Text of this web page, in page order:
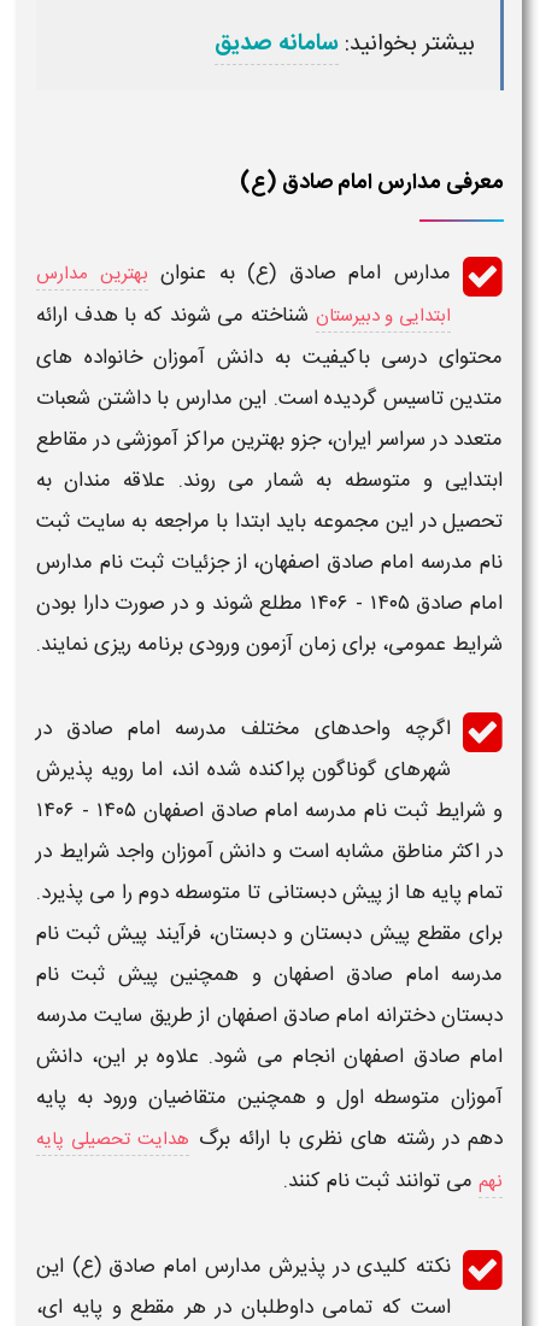
بیشتر بخوانید:سامانه صدیق
معرفی مدارس امام صادق (ع)
مدارس امام صادق (ع)به عنوان بهترین مدارس
ابتدایی و دبیرستان شناخته می شوند که با هدف ارائه
محتوای درسی باکیفیت به دانش آموزان خانواده های
متدین تاسیس گردیده است. این مدارس با داشتن شعبات
متعدد در سراسر ایران، جزو بهترین مراکز آموزشی در مقاطع
ابتدایی و متوسطه به شمار می روند. علاقه مندان به
تحصیل در این مجموعه باید ابتدا با مراجعه به سایت ثبت
نام مدرسه امام صادق اصفهان، از جزئیات ثبت نام مدارس
امام صادق ۱۴۰۵ - ۱۴۰۶
مطلع شوند و در صورت دارا بودن
شرایط عمومی، برای زمان آزمون ورودیبرنامه ریزی نمایند.
اگرچه واحدهای مختلف مدرسه امام صادق در
شهرهای گوناگون پراکنده شده اند، اما رویه پذیرش
و شرایط ثبت نام مدرسه امام صادق اصفهان ۱۴۰۵ - ۱۴۰۶
در اکثر مناطق مشابه است و دانش آموزان واجد شرایط در
تمام پایه ها از پیش دبستانی تا متوسطه دوم را می پذیرد.
برای مقطع پیش دبستان و دبستان، فرآیند پیش ثبت نام
مدرسه امام صادق اصفهانو همچنینپیش ثبت نام
دبستان دخترانه امام صادق اصفهان از طریق سایت مدرسه
امام صادق اصفهانانجام می شود. علاوه بر این، دانش
آموزان متوسطه اول و همچنین متقاضیان ورود به پایه
دهم در رشته های نظری با ارائه برگ هدایت تحصیلی پایه
نهم می توانند ثبت نام کنند.
نکته کلیدی در پذیرشمدارس امام صادق (ع) این
است که تمامی داوطلبان در هر مقطع و پایه ای،